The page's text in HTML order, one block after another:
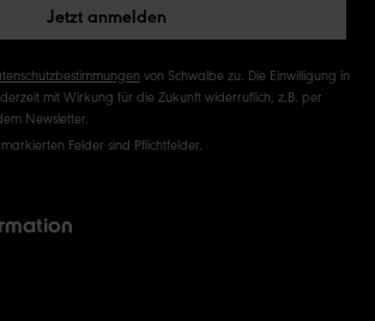
Jetzt anmelden
von Schwalbe zu. Die Einwilligung in
mit Wirkung für die Zukunft widerruflich, z.B. per
Newsletter.
Felder sind Pflichtfelder.